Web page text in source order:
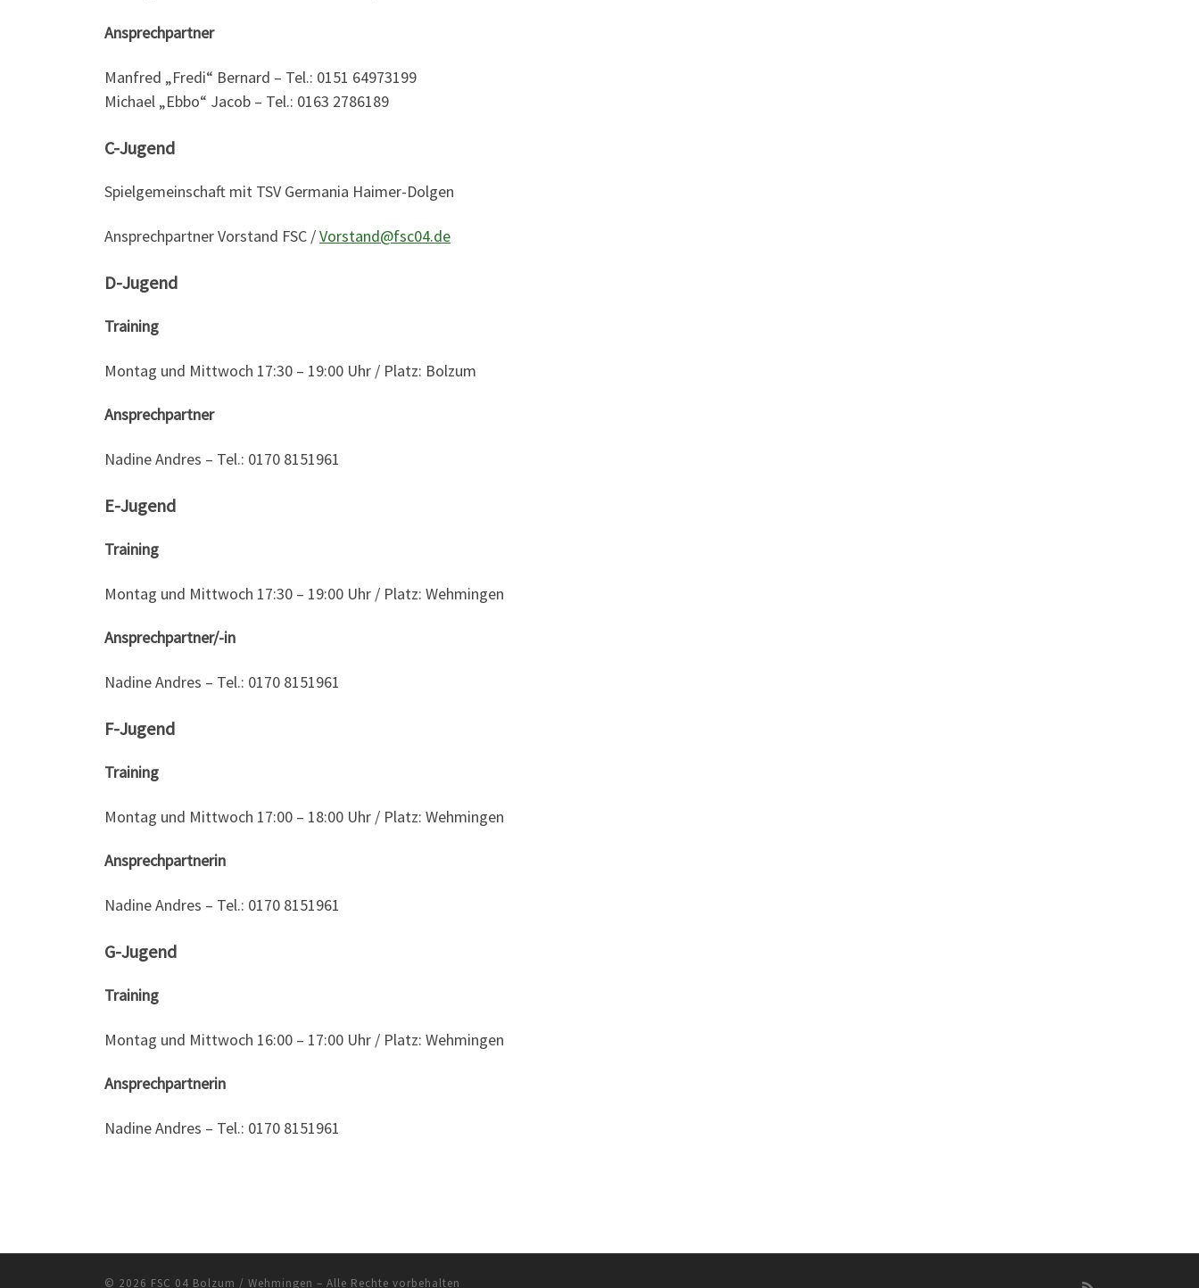
Ansprechpartner
Manfred „Fredi“ Bernard – Tel.: 0151 64973199
Michael „Ebbo“ Jacob – Tel.: 0163 2786189
C-Jugend
Spielgemeinschaft mit TSV Germania Haimer-Dolgen
Ansprechpartner Vorstand FSC /Vorstand@fsc04.de
D-Jugend
Training
Montag und Mittwoch 17:30 – 19:00 Uhr / Platz: Bolzum
Ansprechpartner
Nadine Andres – Tel.: 0170 8151961
E-Jugend
Training
Montag und Mittwoch 17:30 – 19:00 Uhr / Platz: Wehmingen
Ansprechpartner/-in
Nadine Andres – Tel.: 0170 8151961
F-Jugend
Training
Montag und Mittwoch 17:00 – 18:00 Uhr / Platz: Wehmingen
Ansprechpartnerin
Nadine Andres – Tel.: 0170 8151961
G-Jugend
Training
Montag und Mittwoch 16:00 – 17:00 Uhr / Platz: Wehmingen
Ansprechpartnerin
Nadine Andres – Tel.: 0170 8151961
© 2026 FSC 04 Bolzum / Wehmingen – Alle Rechte vorbehalten